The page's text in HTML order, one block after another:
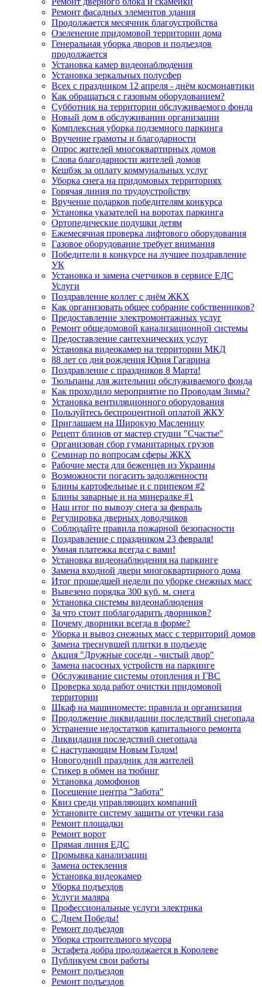
Ремонт фасадных элементов здания
Продолжается месячник благоустройства
Озеленение придомовой территории дома
Генеральная уборка дворов и подъездов
продолжается
Установка камер видеонаблюдения
Установка зеркальных полусфер
Всех с праздником 12 апреля - днём космонавтики
Как обращаться с газовым оборудованием?
Субботник на территории обслуживаемого фонда
Новый дом в обслуживании организации
Комплексная уборка подземного паркинга
Вручение грамоты и благодарности
Опрос жителей многоквартирных домов
Слова благодарности жителей домов
Кешбэк за оплату коммунальных услуг
Уборка снега на придомовых территориях
Горячая линия по трудоустройству
Вручение подарков победителям конкурса
Установка указателей на воротах паркинга
Ортопедические подушки детям
Ежемесячная проверка лифтового оборудования
Газовое оборудование требует внимания
Победители в конкурсе на лучшее поздравление
УК
Установка и замена счетчиков в сервисе ЕДС
Услуги
Поздравление коллег с днём ЖКХ
Как организовать общее собрание собственников?
Предоставление электромонтажных услуг
Ремонт общедомовой канализационной системы
Предоставление сантехнических услуг
Установка видеокамер на территории МКД
88 лет со дня рождения Юрия Гагарина
Поздравление с праздников 8 Марта!
Тюльпаны для жительниц обслуживаемого фонда
Как проходило мероприятие по Проводам Зимы?
Установка вентиляционного оборудования
Пользуйтесь беспроцентной оплатой ЖКУ
Приглашаем на Широкую Масленицу
Рецепт блинов от мастер студии "Счастье"
Организован сбор гуманитарных грузов
Семинар по вопросам сферы ЖКХ
Рабочие места для беженцев из Украины
Возможности погасить задолженности
Блины картофельные и с припеком #2
Блины заварные и на минералке #1
Наш итог по вывозу снега за февраль
Регулировка дверных доводчиков
Соблюдайте правила пожарной безопасности
Поздравление с праздником 23 февраля!
Умная платежка всегда с вами!
Установка видеонаблюдения на паркинге
Замена входной двери многоквартирного дома
Итог прошедшей недели по уборке снежных масс
Вывезено порядка 300 куб. м. снега
Установка системы видеонаблюдения
За что стоит поблагодарить дворников?
Почему дворники всегда в форме?
Уборка и вывоз снежных масс с территорий домов
Замена треснувшей плитки в подъезде
Акция "Дружные соседи - чистый двор"
Замена насосных устройств на паркинге
Обслуживание системы отопления и ГВС
Проверка хода работ очистки придомовой
территории
Шкаф на машиноместе: правила и организация
Продолжение ликвидации последствий снегопада
Устранение недостатков капитального ремонта
Ликвидация последствий снегопада
С наступающим Новым Годом!
Новогодний праздник для жителей
Стикер в обмен на тюбинг
Установка домофонов
Посещение центра "Забота"
Квиз среди управляющих компаний
Установите систему защиты от утечки газа
Ремонт площадки
Ремонт ворот
Прямая линия ЕДС
Промывка канализации
Замена остекления
Установка видеокамер
Уборка подъездов
Услуги маляра
Профессиональные услуги электрика
С Днем Победы!
Ремонт подъездов
Уборка строительного мусора
Эстафета добра продолжается в Королеве
Публикуем свои работы
Ремонт подъездов
Ремонт подъездов